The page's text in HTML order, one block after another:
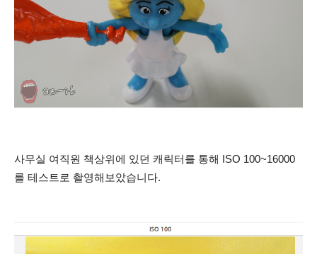
사무실 여직원 책상위에 있던 캐릭터를 통해 ISO 100~16000
를 테스트로 촬영해보았습니다.